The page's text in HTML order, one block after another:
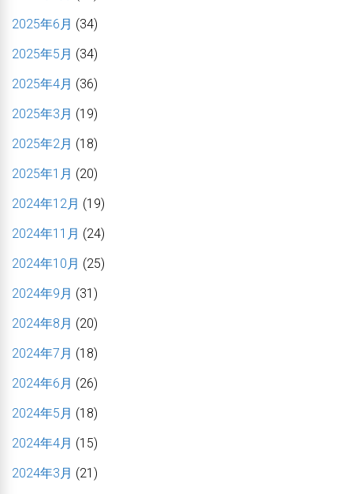
2025年6月 (34)
2025年5月 (34)
2025年4月 (36)
2025年3月 (19)
2025年2月 (18)
2025年1月 (20)
2024年12月 (19)
2024年11月 (24)
2024年10月 (25)
2024年9月 (31)
2024年8月 (20)
2024年7月 (18)
2024年6月 (26)
2024年5月 (18)
2024年4月 (15)
2024年3月 (21)